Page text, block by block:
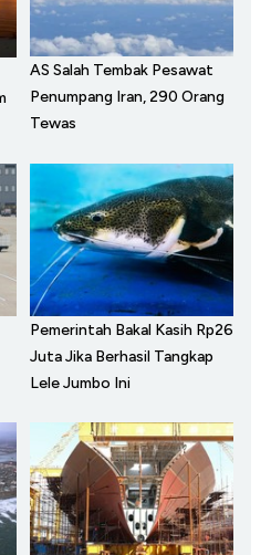
AS Salah Tembak Pesawat
Penumpang Iran, 290 Orang
Tewas
Pemerintah Bakal Kasih Rp26
Juta Jika Berhasil Tangkap
Lele Jumbo Ini